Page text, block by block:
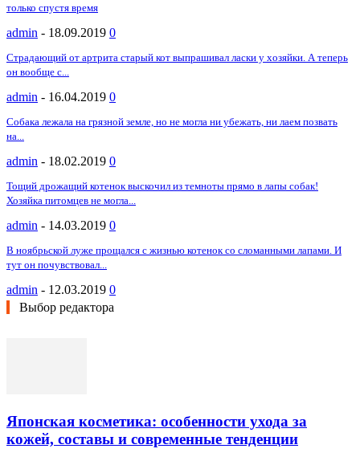
только спустя время
admin - 18.09.2019 0
Страдающий от артрита старый кот выпрашивал ласки у хозяйки. А теперь
он вообще с...
admin - 16.04.2019 0
Собака лежала на грязной земле, но не могла ни убежать, ни лаем позвать
на...
admin - 18.02.2019 0
Тощий дрожащий котенок выскочил из темноты прямо в лапы собак!
Хозяйка питомцев не могла...
admin - 14.03.2019 0
В ноябрьской луже прощался с жизнью котенок со сломанными лапами. И
тут он почувствовал...
admin - 12.03.2019 0
Выбор редактора
Японская косметика: особенности ухода за
кожей, составы и современные тенденции